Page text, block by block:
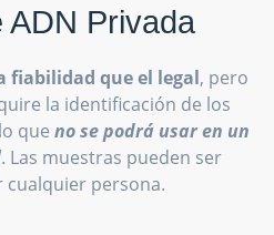
ADN Privada
fiabilidad que el legal, pero
la identificación de los
que no se podrá usar en un
. Las muestras pueden ser
cualquier persona.